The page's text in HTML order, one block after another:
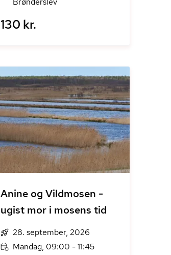
130 kr.
Anine og Vildmosen -
ugist mor i mosens tid
28. september, 2026
Mandag, 09:00 - 11:45